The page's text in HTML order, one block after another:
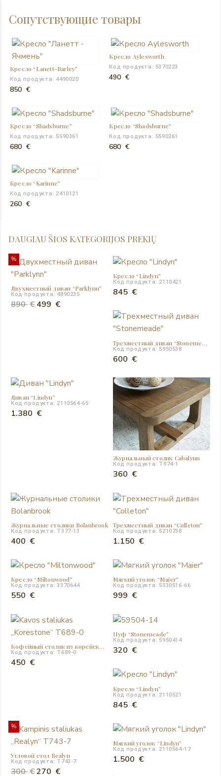
Сопутствующие товары
Кресло “Lanett-Barley”
Код продукта: 4490020
850 €
Кресло Aylesworth
Код продукта: 5370223
490 €
Кресло “Shadsburne”
Код продукта: 5590361
680 €
Кресло “Shadsburne”
Код продукта: 5590261
680 €
Кресло “Karinne”
Код продукта: 2410121
260 €
DAUGIAU ŠIOS KATEGORIJOS PREKIŲ
%
Двухместный диван “Parklynn”
Код продукта: 4890235
890€ Первоначальная
499 €Текущая
Кресло “Lindyn”
Код продукта: 2110421
845 €
Трехместный диван “Stonemeade”
Код продукта: 5950538
600 €
Диван “Lindyn”
Код продукта: 2110564-65
1.380 €
Журнальный столик Cabalynn
Код продукта: T974-1
360 €
Журнальные столики Bolanbrook
Код продукта: T377-13
400 €
Трехместный диван “Colleton”
Код продукта: 5210738
1.150 €
Кресло “Miltonwood”
Код продукта: 3370644
550 €
Мягкий уголок “Maier”
Код продукта: 5530516-66
999 €
Кофейный столик из корейского камня
Код продукта: T689-0
450 €
Пуф “Stonemeade”
Код продукта: 5950414
320 €
Кресло “Lindyn”
Код продукта: 2110521
845 €
%
Угловой стол Realyn
Код продукта: T743-7
300€Первоначальная
270 €Текущая
Мягкий уголок “Lindyn”
Код продукта: 2110564-17
1.500 €